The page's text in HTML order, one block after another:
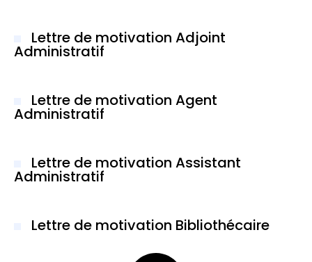
Lettre de motivation Adjoint
Administratif
Lettre de motivation Agent
Administratif
Lettre de motivation Assistant
Administratif
Lettre de motivation Bibliothécaire